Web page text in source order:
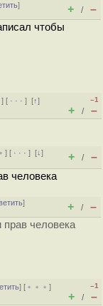
]
+ / –
чтобы
] [ · · ·][↑]
–1
+ / –
] [ · · ·][↓]
+ / –
человека
]
+ / –
человека
] [ ﹢﹢﹢]
–1
+ / –